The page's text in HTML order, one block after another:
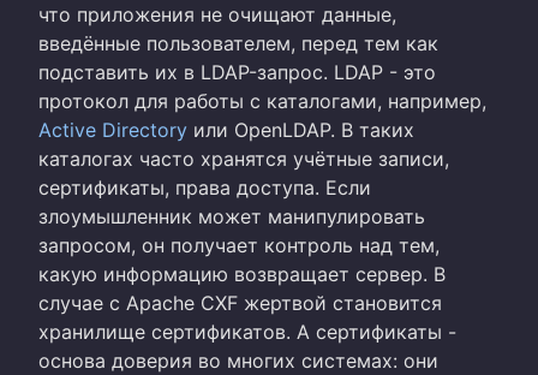
что приложения не очищают данные,
введённые пользователем, перед тем как
подставить их в LDAP-запрос. LDAP - это
протокол для работы с каталогами, например,
Active Directory или OpenLDAP. В таких
каталогах часто хранятся учётные записи,
сертификаты, права доступа. Если
злоумышленник может манипулировать
запросом, он получает контроль над тем,
какую информацию возвращает сервер. В
случае с Apache CXF жертвой становится
хранилище сертификатов. А сертификаты -
основа доверия во многих системах: они